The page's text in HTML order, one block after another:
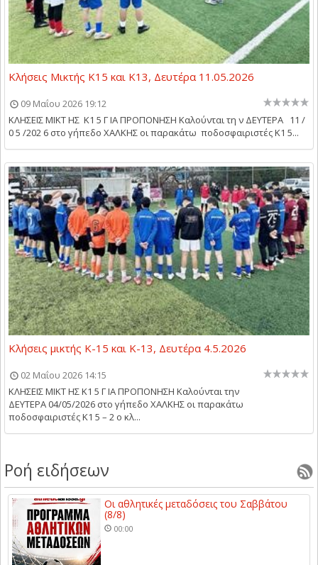
Κλήσεις Μικτής Κ15 και Κ13, Δευτέρα 11.05.2026
09 Μαΐου 2026 19:12
ΚΛΗΣΕΙΣ ΜΙΚΤ ΗΣ Κ1 5 Γ ΙΑ ΠΡΟΠΟΝΗΣΗ Καλούνται τη ν ΔΕΥΤΕΡΑ 11 /
0 5 /202 6 στο γήπεδο ΧΑΛΚΗΣ οι παρακάτω ποδοσφαιριστές Κ1 5...
Κλήσεις μικτής Κ-15 και Κ-13, Δευτέρα 4.5.2026
02 Μαΐου 2026 14:15
ΚΛΗΣΕΙΣ ΜΙΚΤ ΗΣ Κ1 5 Γ ΙΑ ΠΡΟΠΟΝΗΣΗ Kαλούνται την
ΔΕΥΤΕΡΑ 04/05/2026 στο γήπεδο ΧΑΛΚΗΣ οι παρακάτω
ποδοσφαιριστές Κ1 5 – 2 ο κλ...
Ροή ειδήσεων
Οι αθλητικές μεταδόσεις του Σαββάτου
(8/8)
00:00